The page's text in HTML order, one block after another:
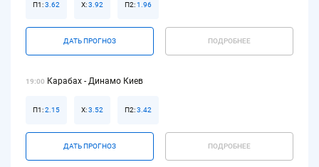
ДАТЬ ПРОГНОЗ
П1:3.62 Х:3.92 П2:1.96
ПОДРОБНЕЕ
19:00 Карабах - Динамо Киев
ДАТЬ ПРОГНОЗ
П1:2.15 Х:3.52 П2:3.42
ПОДРОБНЕЕ